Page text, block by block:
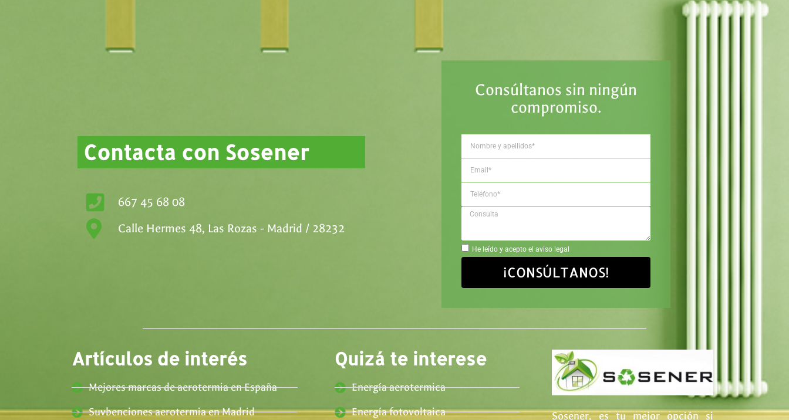
Contacta con Sosener
667 45 68 08
Calle Hermes 48, Las Rozas - Madrid / 28232
Consúltanos sin ningún
compromiso.
He leído y acepto el aviso legal
¡CONSÚLTANOS!
Artículos de interés
Mejores marcas de aerotermia en España
Suvbenciones aerotermia en Madrid
Quizá te interese
Energía aerotermica
Energía fotovoltaica
Sosener, es tu mejor opción si